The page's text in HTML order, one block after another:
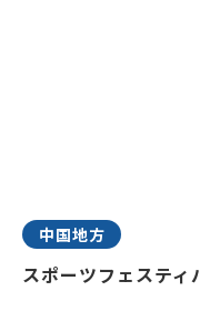
中国地方
スポーツフェステ